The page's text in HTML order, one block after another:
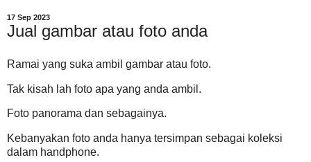
17 Sep 2023
Jual gambar atau foto anda
Ramai yang suka ambil gambar atau foto.
Tak kisah lah foto apa yang anda ambil.
Foto panorama dan sebagainya.
Kebanyakan foto anda hanya tersimpan sebagai koleksi
dalam handphone.